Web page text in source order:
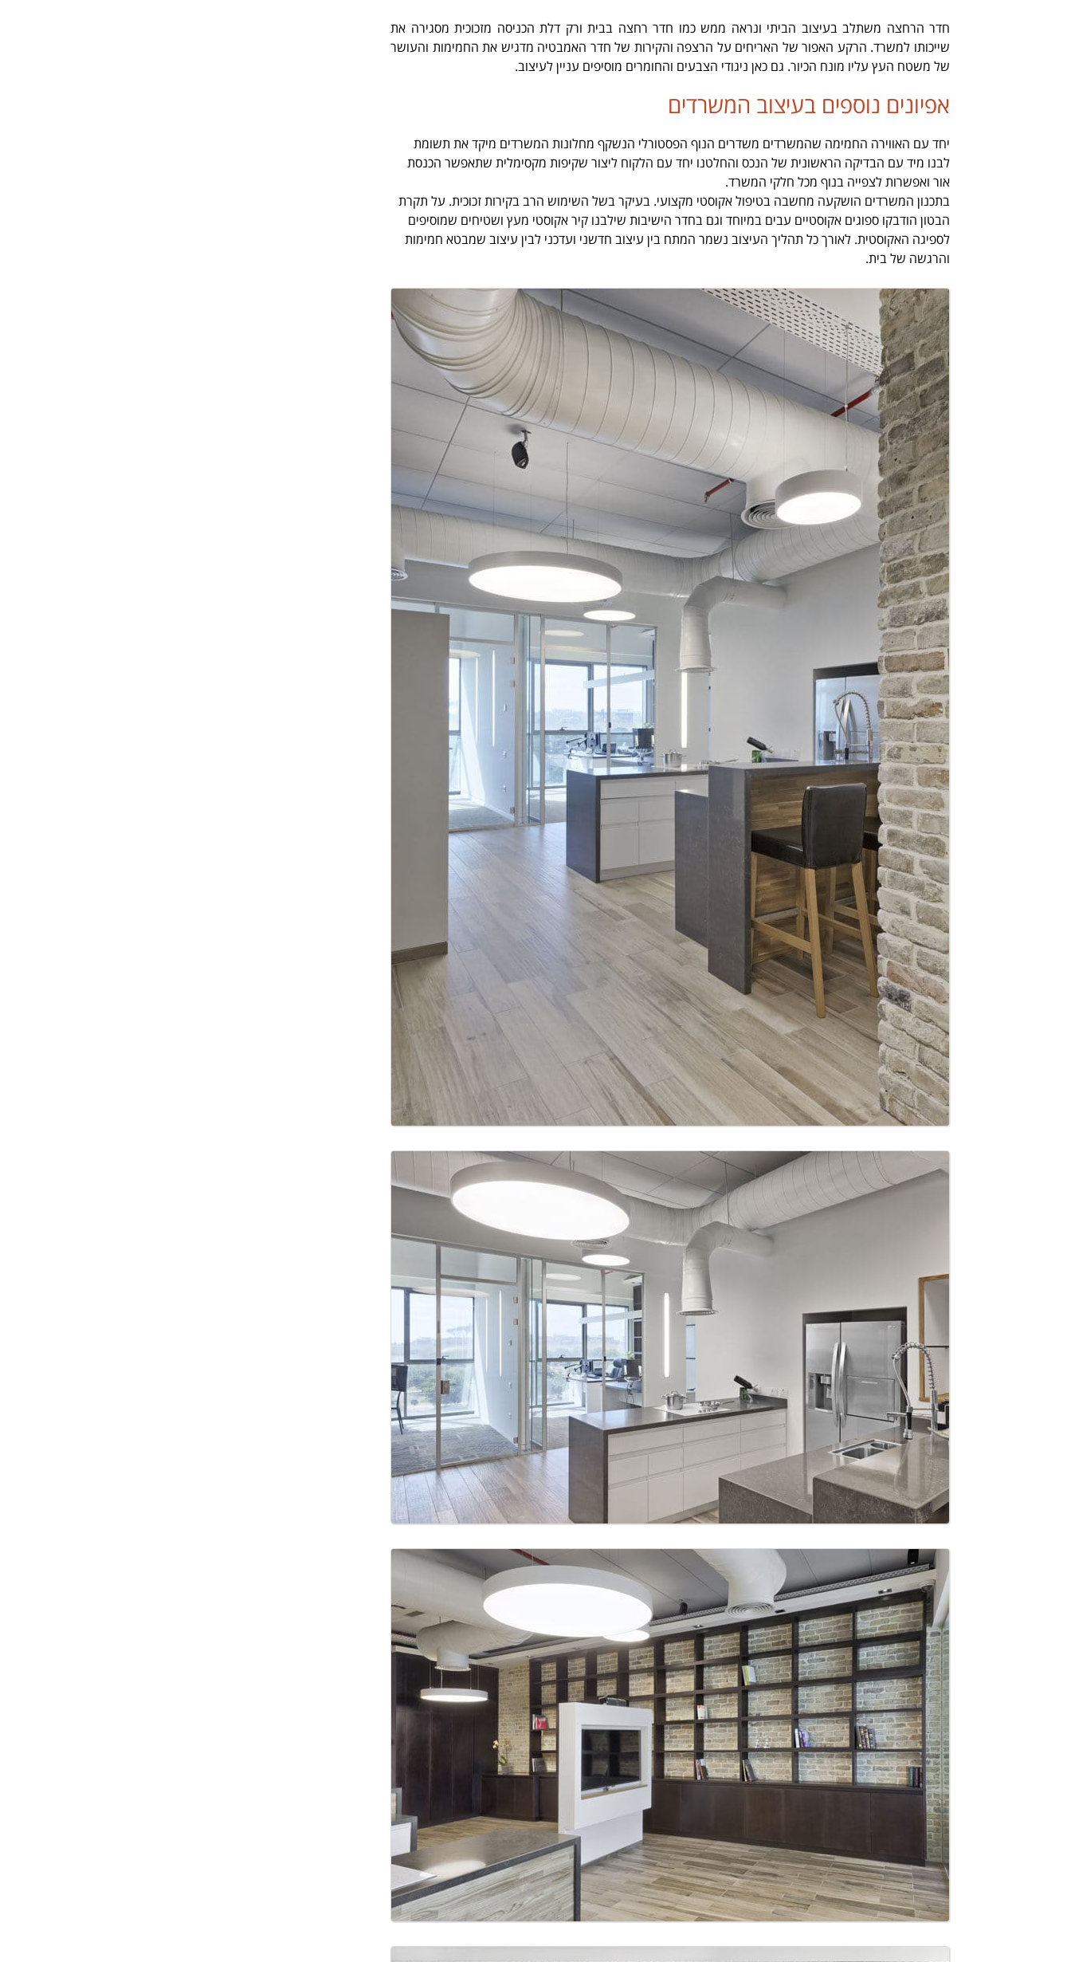
חדר הרחצה משתלב בעיצוב הביתי ונראה ממש כמו חדר רחצה בבית ורק דלת הכניסה מזכוכית מסגירה את
שייכותו למשרד. הרקע האפור של האריחים על הרצפה והקירות של חדר האמבטיה מדגיש את החמימות והעושר
של משטח העץ עליו מונח הכיור. גם כאן ניגודי הצבעים והחומרים מוסיפים עניין לעיצוב.
אפיונים נוספים בעיצוב המשרדים
יחד עם האווירה החמימה שהמשרדים משדרים הנוף הפסטורלי הנשקף מחלונות המשרדים מיקד את תשומת
לבנו מיד עם הבדיקה הראשונית של הנכס והחלטנו יחד עם הלקוח ליצור שקיפות מקסימלית שתאפשר הכנסת
אור ואפשרות לצפייה בנוף מכל חלקי המשרד.
בתכנון המשרדים הושקעה מחשבה בטיפול אקוסטי מקצועי. בעיקר בשל השימוש הרב בקירות זכוכית. על תקרת
הבטון הודבקו ספוגים אקוסטיים עבים במיוחד וגם בחדר הישיבות שילבנו קיר אקוסטי מעץ ושטיחים שמוסיפים
לספיגה האקוסטית. לאורך כל תהליך העיצוב נשמר המתח בין עיצוב חדשני ועדכני לבין עיצוב שמבטא חמימות
והרגשה של בית.